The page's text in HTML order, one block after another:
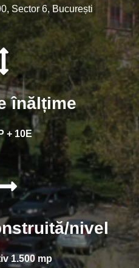
Sector 6, București
înălțime
+ 10E
nivel
1.500 mp